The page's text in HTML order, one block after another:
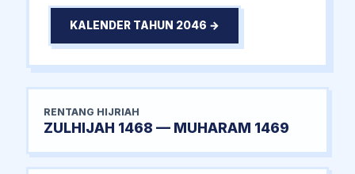
KALENDER TAHUN 2046 →
RENTANG HIJRIAH
ZULHIJAH 1468 — MUHARAM 1469